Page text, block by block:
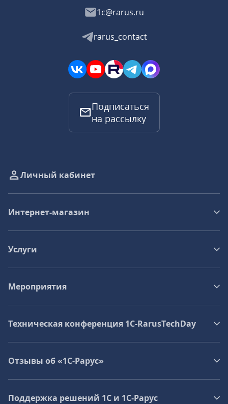
1c@rarus.ru
rarus_contact
Подписаться
на рассылку
Личный кабинет
Интернет-магазин
Услуги
Мероприятия
Техническая конференция 1C‑RarusTechDay
Отзывы об «1С-Рарус»
Поддержка решений 1С и 1С‑Рарус